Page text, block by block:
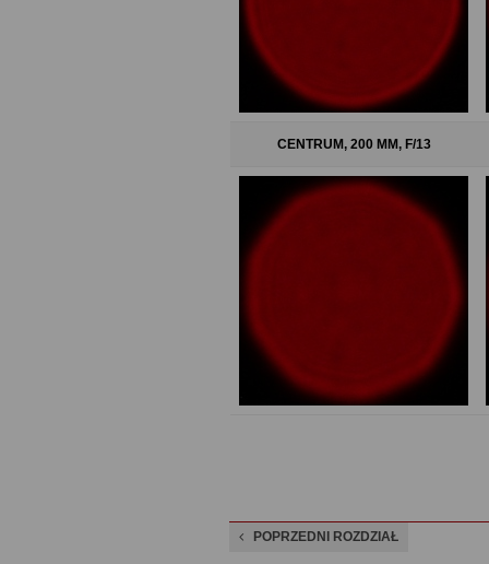
CENTRUM, 200 MM, F/13
POPRZEDNI ROZDZIAŁ